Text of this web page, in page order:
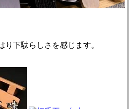
り下駄らしさを感じます。